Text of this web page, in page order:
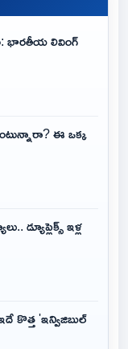
భారతీయ లివింగ్
ఈ ఒక్క
డ్యూప్లెక్స్ ఇళ్ల
కొత్త 'ఇన్విజిబుల్